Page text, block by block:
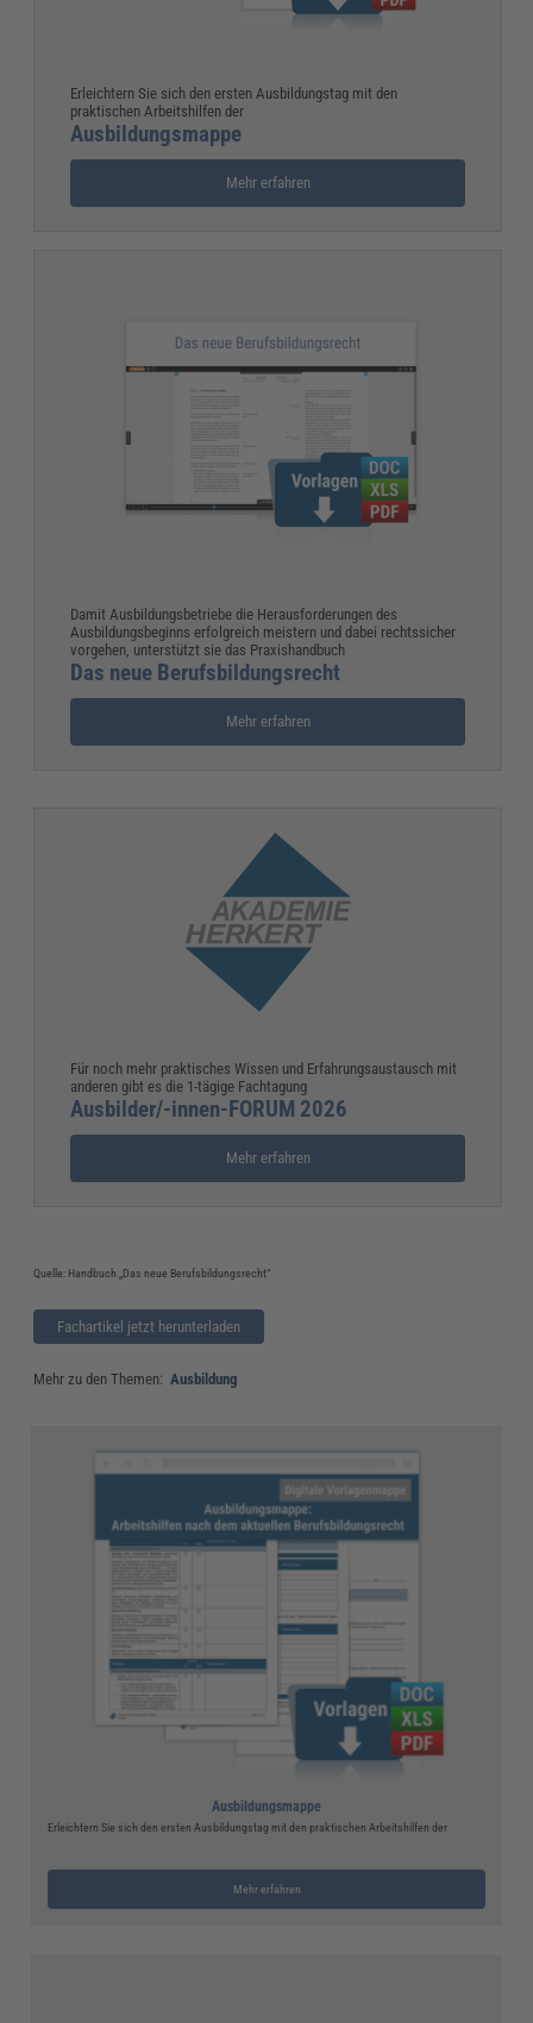
Erleichtern Sie sich den ersten Ausbildungstag mit den
praktischen Arbeitshilfen der
Ausbildungsmappe
Mehr erfahren
Damit Ausbildungsbetriebe die Herausforderungen des
Ausbildungsbeginns erfolgreich meistern und dabei rechtssicher
vorgehen, unterstützt sie das Praxishandbuch
Das neue Berufsbildungsrecht
Mehr erfahren
Für noch mehr praktisches Wissen und Erfahrungsaustausch mit
anderen gibt es die 1-tägige Fachtagung
Ausbilder/-innen-FORUM 2026
Mehr erfahren
Quelle: Handbuch „Das neue Berufsbildungsrecht“
Fachartikel jetzt herunterladen
Mehr zu den Themen: Ausbildung
Ausbildungsmappe
Erleichtern Sie sich den ersten Ausbildungstag mit den praktischen Arbeitshilfen der
Mehr erfahren